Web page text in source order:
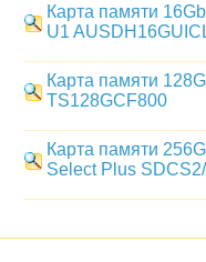
Карта памяти
U1
Карта памяти
TS128GCF800
Карта памяти
Select Plus